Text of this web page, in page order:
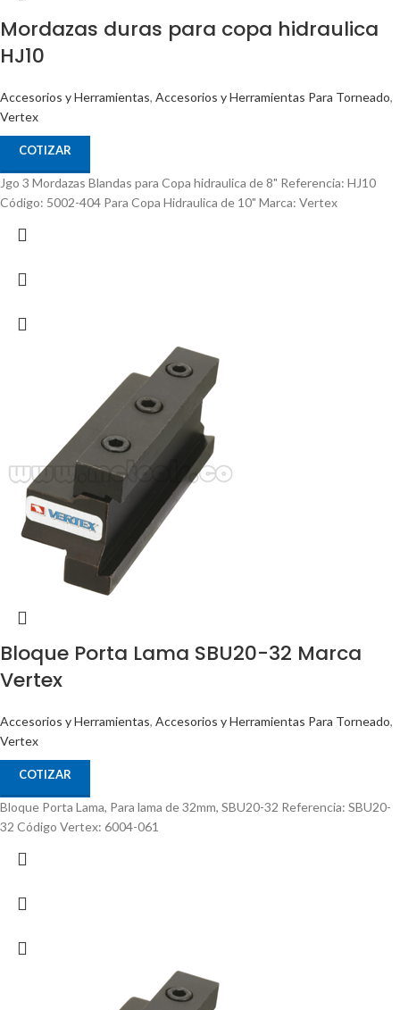
Mordazas duras para copa hidraulica
HJ10
Accesorios y Herramientas, Accesorios y Herramientas Para Torneado,
Vertex
COTIZAR
Jgo 3 Mordazas Blandas para Copa hidraulica de 8" Referencia: HJ10
Código: 5002-404 Para Copa Hidraulica de 10" Marca: Vertex
Bloque Porta Lama SBU20-32 Marca
Vertex
Accesorios y Herramientas, Accesorios y Herramientas Para Torneado,
Vertex
COTIZAR
Bloque Porta Lama, Para lama de 32mm, SBU20-32 Referencia: SBU20-
32 Código Vertex: 6004-061